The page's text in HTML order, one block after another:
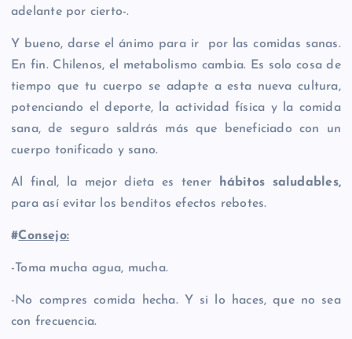
adelante por cierto-.
Y bueno, darse el ánimo para ir por las comidas sanas.
En fin. Chilenos, el metabolismo cambia. Es solo cosa de
tiempo que tu cuerpo se adapte a esta nueva cultura,
potenciando el deporte, la actividad física y la comida
sana, de seguro saldrás más que beneficiado con un
cuerpo tonificado y sano.
Al final, la mejor dieta es tener
hábitos saludables,
para así evitar los benditos efectos rebotes.
#Consejo:
-Toma mucha agua, mucha.
-No compres comida hecha. Y si lo haces, que no sea
con frecuencia.